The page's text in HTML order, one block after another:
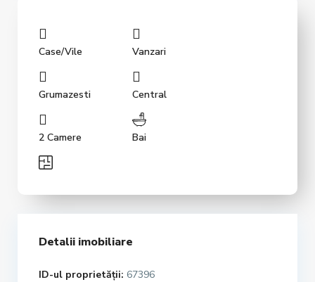
Case/Vile Vanzari
Grumazesti Central
2 Camere Bai
Detalii imobiliare
ID-ul proprietății: 67396